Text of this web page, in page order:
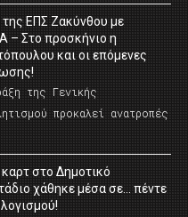
ΕΠΣ Ζακύνθου με
– Στο προσκήνιο η
και οι επόμενες
της Γενικής
προκαλεί ανατροπές
στο Δημοτικό
χάθηκε μέσα σε… πέντε